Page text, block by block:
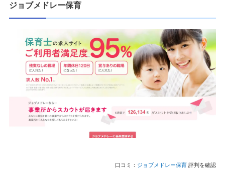
ジョブメドレー保育
口コミ： ジョブメドレー保育 評判を確認